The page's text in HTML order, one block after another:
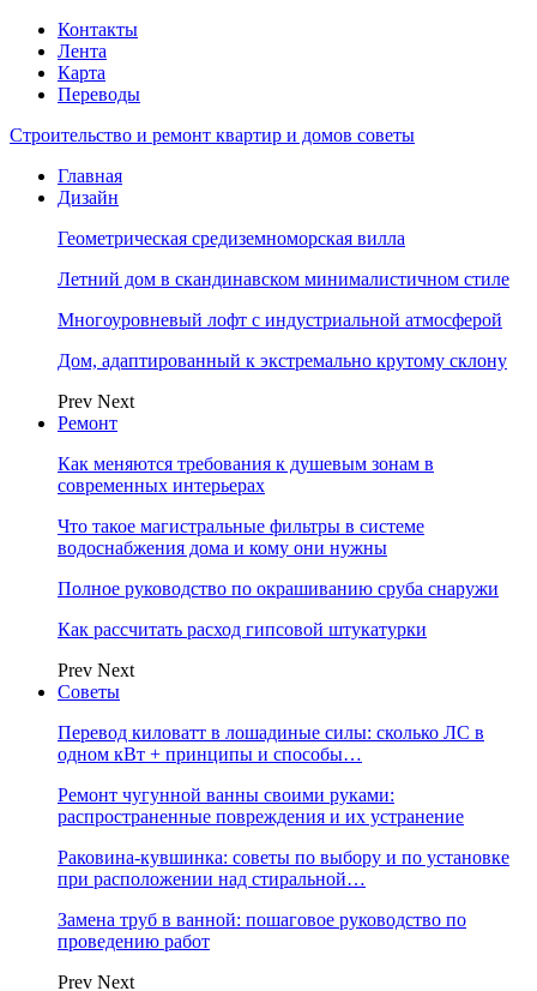
Контакты
Лента
Карта
Переводы
Строительство и ремонт квартир и домов советы
Главная
Дизайн
Геометрическая средиземноморская вилла
Летний дом в скандинавском минималистичном стиле
Многоуровневый лофт с индустриальной атмосферой
Дом, адаптированный к экстремально крутому склону
Prev Next
Ремонт
Как меняются требования к душевым зонам в
современных интерьерах
Что такое магистральные фильтры в системе
водоснабжения дома и кому они нужны
Полное руководство по окрашиванию сруба снаружи
Как рассчитать расход гипсовой штукатурки
Prev Next
Советы
Перевод киловатт в лошадиные силы: сколько ЛС в
одном кВт + принципы и способы…
Ремонт чугунной ванны своими руками:
распространенные повреждения и их устранение
Раковина-кувшинка: советы по выбору и по установке
при расположении над стиральной…
Замена труб в ванной: пошаговое руководство по
проведению работ
Prev Next